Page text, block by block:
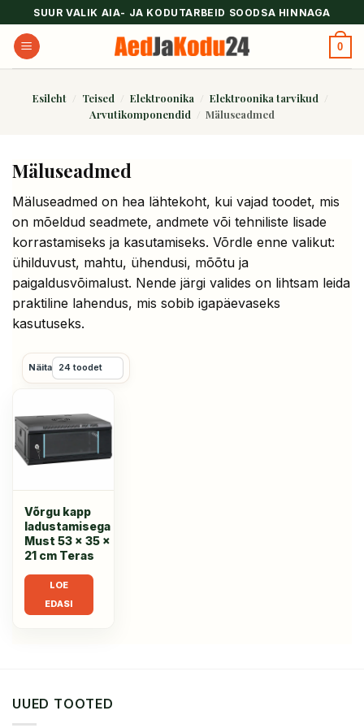
content
SUUR VALIK AIA- JA KODUTARBEID SOODSA HINNAGA
0
Esileht Teised Elektroonika Elektroonika tarvikud
Arvutikomponendid
Mäluseadmed
Mäluseadmed
Mäluseadmed on hea lähtekoht, kui vajad toodet, mis
on mõeldud seadmete, andmete või tehniliste lisade
korrastamiseks ja kasutamiseks. Võrdle enne valikut:
ühilduvust, mahtu, ühendusi, mõõtu ja
paigaldusvõimalust. Nende järgi valides on lihtsam leida
praktiline lahendus, mis sobib igapäevaseks
kasutuseks.
Näita
Võrgu kapp
ladustamisega
Must 53 x 35 x
21 cm Teras
LOE
EDASI
UUED TOOTED